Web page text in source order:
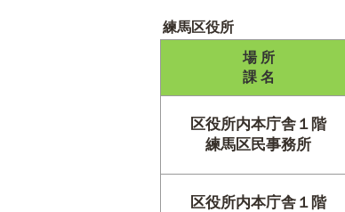
練馬区役所
場 所
課 名
区役所内本庁舎１階
練馬区民事務所
区役所内本庁舎１階